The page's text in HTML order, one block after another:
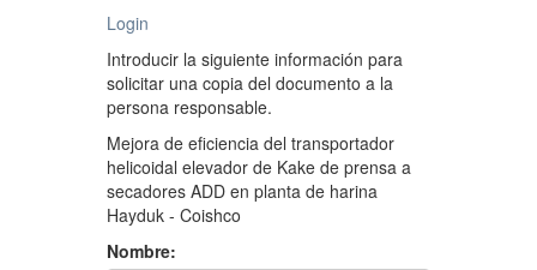
Login
Introducir la siguiente información para
solicitar una copia del documento a la
persona responsable.
Mejora de eficiencia del transportador
helicoidal elevador de Kake de prensa a
secadores ADD en planta de harina
Hayduk - Coishco
Nombre: